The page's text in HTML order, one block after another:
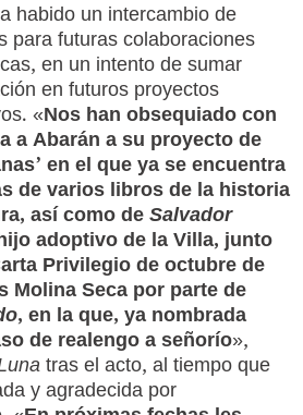
habido un intercambio de
para futuras colaboraciones
en un intento de sumar
en futuros proyectos
«Nos han obsequiado con
a Abarán a su proyecto de
en el que ya se encuentra
de varios libros de la historia
así como deSalvador
adoptivo de la Villa, junto
Privilegio de octubre de
Molina Seca por parte de
, en la que, ya nombrada
de realengo a señorío»,
tras el acto, al tiempo que
y agradecida por